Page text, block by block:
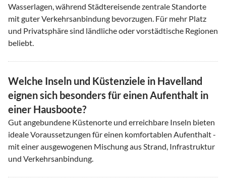
Wasserlagen, während Städtereisende zentrale Standorte
mit guter Verkehrsanbindung bevorzugen. Für mehr Platz
und Privatsphäre sind ländliche oder vorstädtische Regionen
beliebt.
Welche Inseln und Küstenziele in Havelland
eignen sich besonders für einen Aufenthalt in
einer Hausboote?
Gut angebundene Küstenorte und erreichbare Inseln bieten
ideale Voraussetzungen für einen komfortablen Aufenthalt -
mit einer ausgewogenen Mischung aus Strand, Infrastruktur
und Verkehrsanbindung.